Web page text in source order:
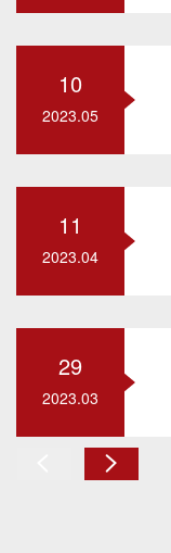
10
2023.05
11
2023.04
29
2023.03
下